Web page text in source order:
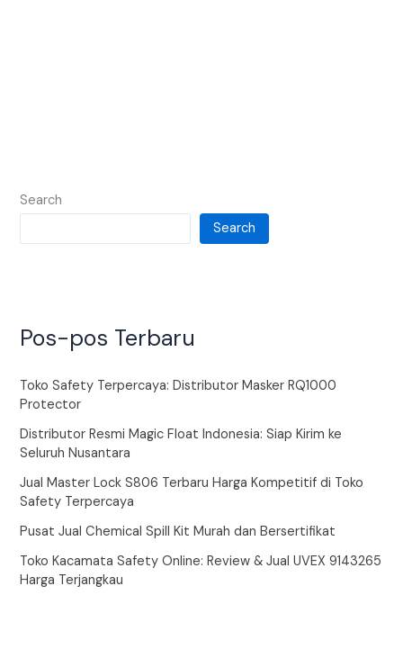
Search
Search
Pos-pos Terbaru
Toko Safety Terpercaya: Distributor Masker RQ1000
Protector
Distributor Resmi Magic Float Indonesia: Siap Kirim ke
Seluruh Nusantara
Jual Master Lock S806 Terbaru Harga Kompetitif di Toko
Safety Terpercaya
Pusat Jual Chemical Spill Kit Murah dan Bersertifikat
Toko Kacamata Safety Online: Review & Jual UVEX 9143265
Harga Terjangkau